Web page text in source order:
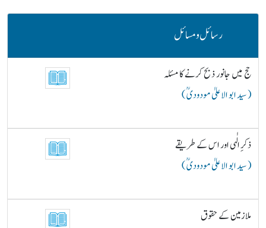
رسائل و مسائل
حج میں جانور ذبح کرنے کا مسئلہ
( سید ابو الاعلیٰ مودودیؒ )
ذکرِ الٰہی اور اس کے طریقے
( سید ابو الاعلیٰ مودودیؒ )
ملازمین کے حقوق